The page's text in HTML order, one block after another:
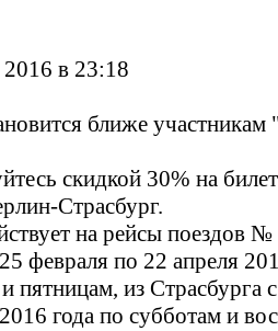
в 23:18
ближе
скидкой 30% на
Страсбург.
на рейсы поездов
февраля по 22 апреля
пятницам, из Страсбурга
года по субботам и